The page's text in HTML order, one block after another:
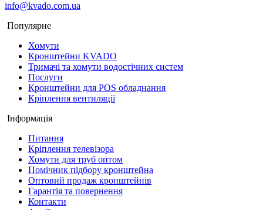
info@kvado.com.ua
Популярне
Хомути
Кронштейни KVADO
Тримачі та хомути водостічних систем
Послуги
Кронштейни для POS обладнання
Кріплення вентиляції
Інформація
Питання
Кріплення телевізора
Хомути для труб оптом
Помічник підбору кронштейна
Оптовий продаж кронштейнів
Гарантія та повернення
Контакти